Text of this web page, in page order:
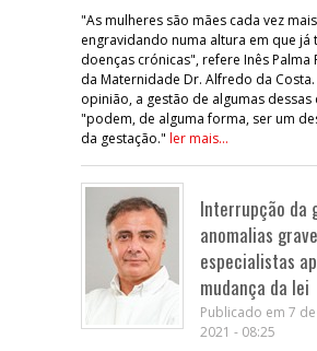
"As mulheres são mães cada vez
engravidando numa altura em que já
doenças crónicas", refere Inês Palma
da Maternidade Dr. Alfredo da Costa.
opinião, a gestão de algumas dessas
"podem, de alguma forma, ser um
da gestação." ler mais...
Interrupção da
anomalias
especialistas
mudança da lei
Publicado em 7
2021 - 08:25